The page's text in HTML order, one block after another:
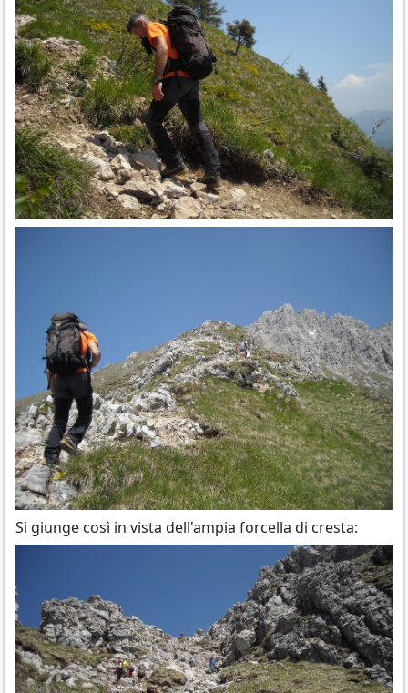
Si giunge così in vista dell'ampia forcella di cresta: